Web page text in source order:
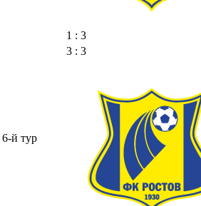
1 : 3
6-й тур
3 : 3